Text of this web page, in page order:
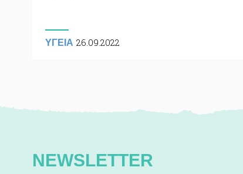
ΥΓΕΙΑ 26.09.2022
NEWSLETTER